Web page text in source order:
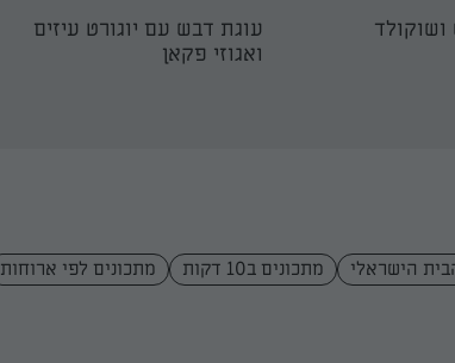
עוגת דבש עם יוגורט עיזים
ואגוזי פקאן
הישראלי מתכונים ב10 דקות מתכונים לפי ארוחות